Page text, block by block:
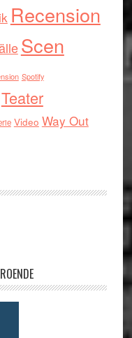
Recension
Scen
Spotify
Teater
Video Way Out